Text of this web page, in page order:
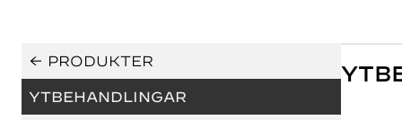
← PRODUKTER
YTBEHANDLINGAR